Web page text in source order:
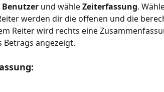
Benutzer und wähle Zeiterfassung.
werden dir die offenen und die
Reiter wird rechts eine
Betrags angezeigt.